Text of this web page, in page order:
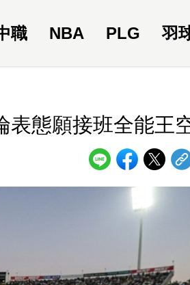
職 NBA PLG 羽
態願接班全能王